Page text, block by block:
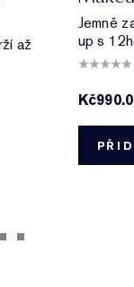
až
Jemně
up s